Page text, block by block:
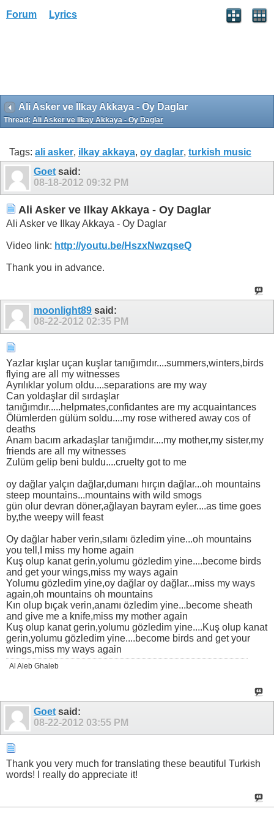
Forum Lyrics
Ali Asker ve Ilkay Akkaya - Oy Daglar
Thread: Ali Asker ve Ilkay Akkaya - Oy Daglar
Tags: ali asker, ilkay akkaya, oy daglar, turkish music
Goet said:
08-18-2012 09:32 PM
Ali Asker ve Ilkay Akkaya - Oy Daglar
Ali Asker ve Ilkay Akkaya - Oy Daglar
Video link: http://youtu.be/HszxNwzqseQ
Thank you in advance.
moonlight89 said:
08-22-2012 02:35 PM
Yazlar kışlar uçan kuşlar tanığımdır....summers,winters,birds
flying are all my witnesses
Ayrılıklar yolum oldu....separations are my way
Can yoldaşlar dil sırdaşlar
tanığımdır.....helpmates,confidantes are my acquaintances
Ölümlerden gülüm soldu....my rose withered away cos of
deaths
Anam bacım arkadaşlar tanığımdır....my mother,my sister,my
friends are all my witnesses
Zulüm gelip beni buldu....cruelty got to me
oy dağlar yalçın dağlar,dumanı hırçın dağlar...oh mountains
steep mountains...mountains with wild smogs
gün olur devran döner,ağlayan bayram eyler....as time goes
by,the weepy will feast
Oy dağlar haber verin,sılamı özledim yine...oh mountains
you tell,I miss my home again
Kuş olup kanat gerin,yolumu gözledim yine....become birds
and get your wings,miss my ways again
Yolumu gözledim yine,oy dağlar oy dağlar...miss my ways
again,oh mountains oh mountains
Kın olup bıçak verin,anamı özledim yine...become sheath
and give me a knife,miss my mother again
Kuş olup kanat gerin,yolumu gözledim yine....Kuş olup kanat
gerin,yolumu gözledim yine....become birds and get your
wings,miss my ways again
Al Aleb Ghaleb
Goet said:
08-22-2012 03:55 PM
Thank you very much for translating these beautiful Turkish
words! I really do appreciate it!